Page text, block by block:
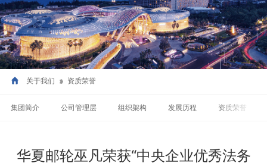
关于我们 资质荣誉
集团简介 公司管理层 组织架构 发展历程 资质荣誉
华夏邮轮巫凡荣获“中央企业优秀法务